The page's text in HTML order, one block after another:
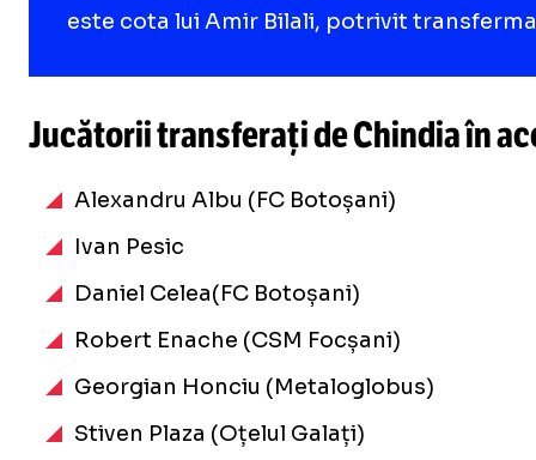
este cota lui Amir Bilali, potrivit
Jucătorii transferați de Chindia în
Alexandru Albu (FC Botoșani)
Ivan Pesic
Daniel Celea(FC Botoșani)
Robert Enache (CSM Focșani)
Georgian Honciu (Metaloglobus)
Stiven Plaza (Oțelul Galați)